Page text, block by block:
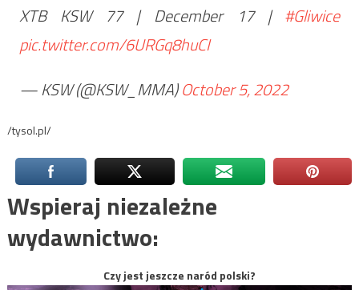
XTB KSW 77 | December 17 | #Gliwice
pic.twitter.com/6URGq8huCI
— KSW (@KSW_MMA)October 5, 2022
/tysol.pl/
Wspieraj niezależne
wydawnictwo:
Czy jest jeszcze naród polski?